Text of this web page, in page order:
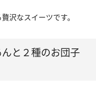
沢なスイーツです。
と２種のお団子